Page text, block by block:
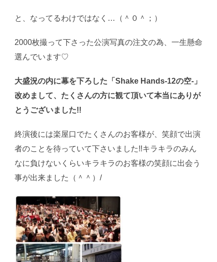
と、なってるわけではなく…（＾０＾；）
2000枚撮って下さった公演写真の注文の為、一生懸命
選んでいます♡
大盛況の内に幕を下ろした「Shake Hands-12の空-」
改めまして、たくさんの方に観て頂いて本当にありが
とうございました!!
終演後には楽屋口でたくさんのお客様が、笑顔で出演
者のことを待っていて下さいました!!キラキラのみん
なに負けないくらいキラキラのお客様の笑顔に出会う
事が出来ました（＾＾）/